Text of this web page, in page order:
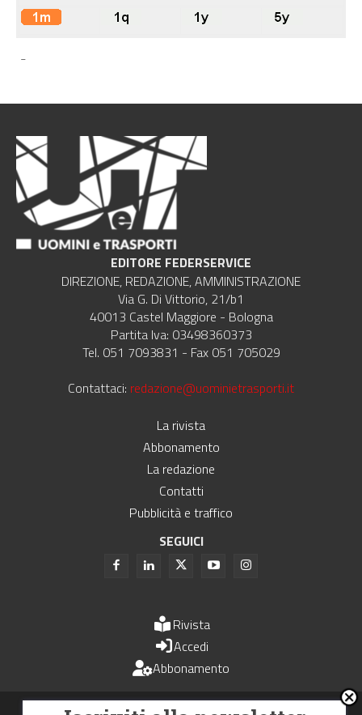
-
EDITORE FEDERSERVICE
DIREZIONE, REDAZIONE, AMMINISTRAZIONE
Via G. Di Vittorio, 21/b1
40013 Castel Maggiore - Bologna
Partita Iva: 03498360373
Tel. 051 7093831 - Fax 051 705029
Contattaci: redazione@uominietrasporti.it
La rivista
Abbonamento
La redazione
Contatti
Pubblicità e traffico
SEGUICI
Rivista
Accedi
Abbonamento
Uomini e Trasporti è un periodico associato all'Unione Stampa